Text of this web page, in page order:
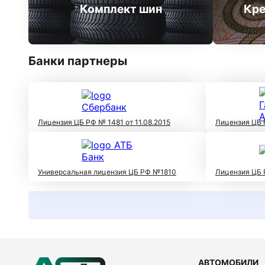
Комплект шин
Банки партнеры
Лицензия ЦБ РФ № 1481 от 11.08.2015 Лицензия ЦБ
Универсальная лицензия ЦБ РФ №1810 Лицензия ЦБ
АВТОМОБИЛИ